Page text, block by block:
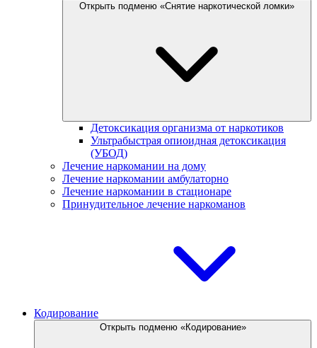
Открыть подменю «Снятие наркотической ломки»
Детоксикация организма от наркотиков
Ультрабыстрая опиоидная детоксикация
(УБОД)
Лечение наркомании на дому
Лечение наркомании амбулаторно
Лечение наркомании в стационаре
Принудительное лечение наркоманов
Кодирование
Открыть подменю «Кодирование»